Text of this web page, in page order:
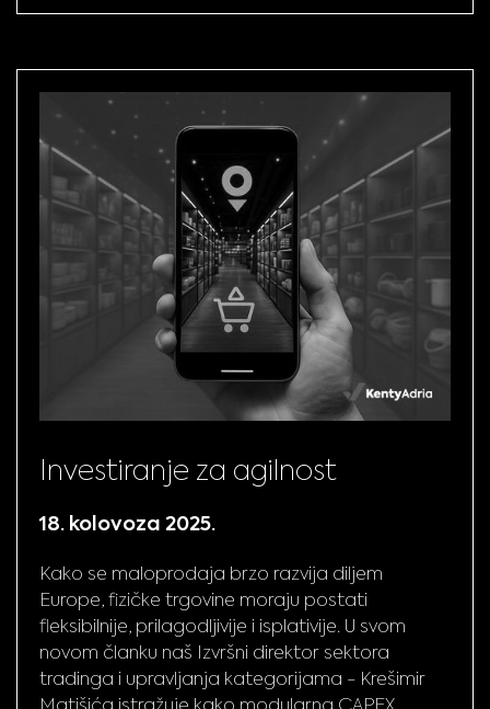
Investiranje za agilnost
18. kolovoza 2025.
Kako se maloprodaja brzo razvija diljem
Europe, fizičke trgovine moraju postati
fleksibilnije, prilagodljivije i isplativije. U svom
novom članku naš Izvršni direktor sektora
tradinga i upravljanja kategorijama - Krešimir
Matišića istražuje kako modularna CAPEX